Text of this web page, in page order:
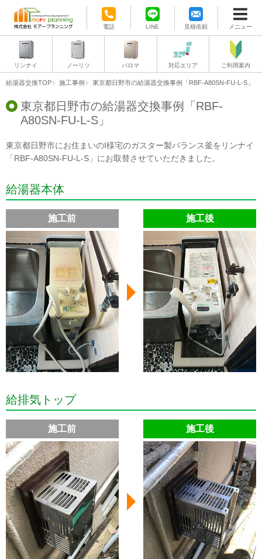
電話 LINE 見積依頼 メニュー
リンナイ ノーリツ パロマ 対応エリア ご利用案内
給湯器交換TOP 施工事例 東京都日野市の給湯器交換事例「RBF-A80SN-FU-L-S」
東京都日野市の給湯器交換事例「RBF-
A80SN-FU-L-S」
東京都日野市にお住まいのI様宅のガスター製バランス釜をリンナイ
「RBF-A80SN-FU-L-S」にお取替させていただきました。
給湯器本体
施工前 施工後
給排気トップ
施工前 施工後